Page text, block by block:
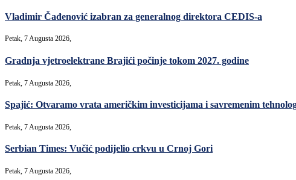
Vladimir Čađenović izabran za generalnog direktora CEDIS-a
Petak, 7 Augusta 2026,
Gradnja vjetroelektrane Brajići počinje tokom 2027. godine
Petak, 7 Augusta 2026,
Spajić: Otvaramo vrata američkim investicijama i savremenim
Petak, 7 Augusta 2026,
Serbian Times: Vučić podijelio crkvu u Crnoj Gori
Petak, 7 Augusta 2026,